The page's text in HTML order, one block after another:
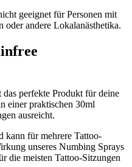
geeignet für Personen mit
andere Lokalanästhetika.
perfekte Produkt für deine
einer praktischen 30ml
ausreicht.
kann für mehrere Tattoo-
unseres Numbing Sprays
die meisten Tattoo-Sitzungen